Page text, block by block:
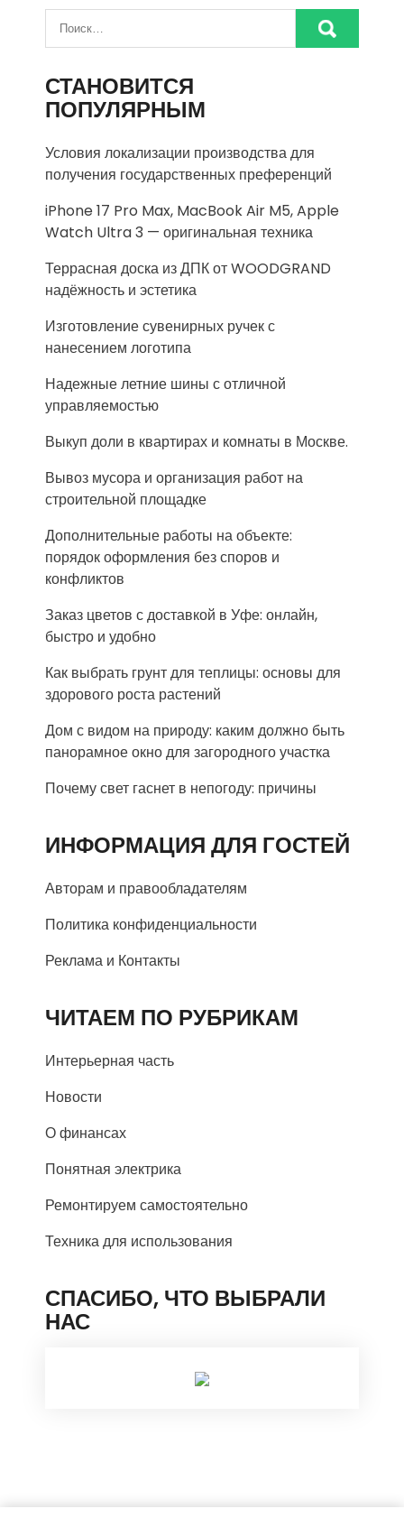
СТАНОВИТСЯ
ПОПУЛЯРНЫМ
Условия локализации производства для
получения государственных преференций
iPhone 17 Pro Max, MacBook Air M5, Apple
Watch Ultra 3 — оригинальная техника
Террасная доска из ДПК от WOODGRAND
надёжность и эстетика
Изготовление сувенирных ручек с
нанесением логотипа
Надежные летние шины с отличной
управляемостью
Выкуп доли в квартирах и комнаты в Москве.
Вывоз мусора и организация работ на
строительной площадке
Дополнительные работы на объекте:
порядок оформления без споров и
конфликтов
Заказ цветов с доставкой в Уфе: онлайн,
быстро и удобно
Как выбрать грунт для теплицы: основы для
здорового роста растений
Дом с видом на природу: каким должно быть
панорамное окно для загородного участка
Почему свет гаснет в непогоду: причины
ИНФОРМАЦИЯ ДЛЯ ГОСТЕЙ
Авторам и правообладателям
Политика конфиденциальности
Реклама и Контакты
ЧИТАЕМ ПО РУБРИКАМ
Интерьерная часть
Новости
О финансах
Понятная электрика
Ремонтируем самостоятельно
Техника для использования
СПАСИБО, ЧТО ВЫБРАЛИ
НАС